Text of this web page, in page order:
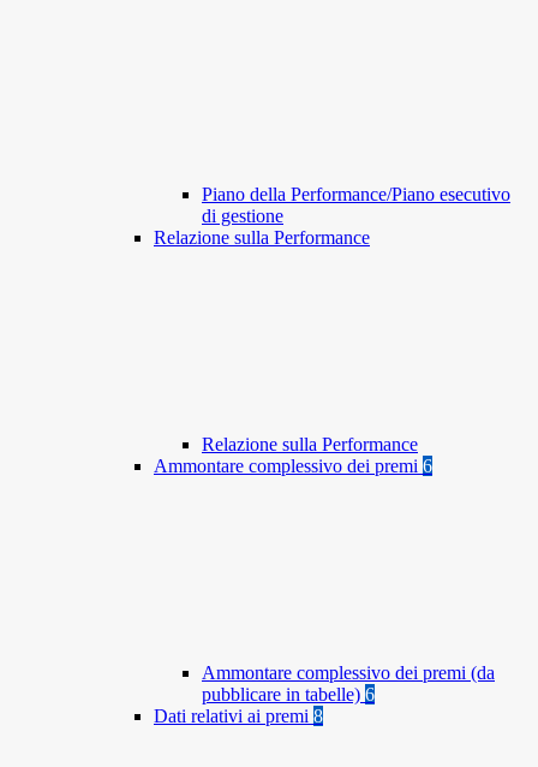
Piano della Performance/Piano esecutivo
di gestione
Relazione sulla Performance
Relazione sulla Performance
Ammontare complessivo dei premi 6
Ammontare complessivo dei premi (da
pubblicare in tabelle) 6
Dati relativi ai premi 8